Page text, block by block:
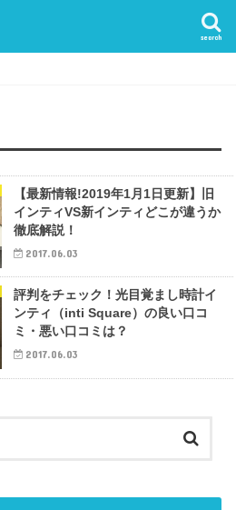
search
【最新情報!2019年1月1日更新】旧
インティVS新インティどこが違うか
徹底解説！
2017.06.03
評判をチェック！光目覚まし時計イ
ンティ（inti Square）の良い口コ
ミ・悪い口コミは？
2017.06.03